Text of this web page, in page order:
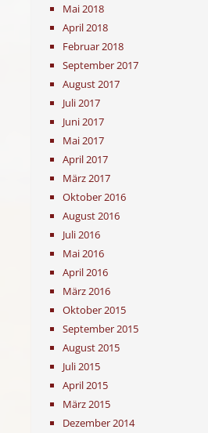
Mai 2018
April 2018
Februar 2018
September 2017
August 2017
Juli 2017
Juni 2017
Mai 2017
April 2017
März 2017
Oktober 2016
August 2016
Juli 2016
Mai 2016
April 2016
März 2016
Oktober 2015
September 2015
August 2015
Juli 2015
April 2015
März 2015
Dezember 2014